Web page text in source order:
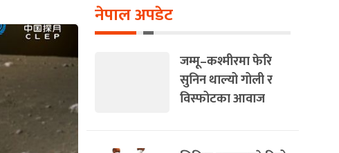
नेपाल अपडेट
जम्मू–कश्मीरमा फेरि
सुनिन थाल्यो गोली र
विस्फोटका आवाज